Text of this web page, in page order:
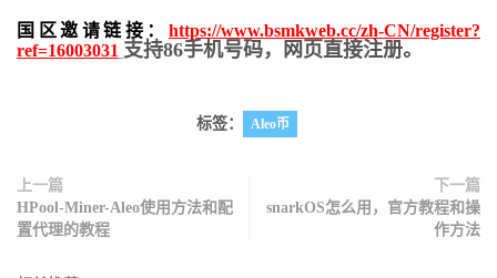
国区邀请链接： https://www.bsmkweb.cc/zh-CN/register?
ref=16003031 支持86手机号码，网页直接注册。
标签： Aleo币
上一篇
HPool-Miner-Aleo使用方法和配
置代理的教程
下一篇
snarkOS怎么用，官方教程和操
作方法